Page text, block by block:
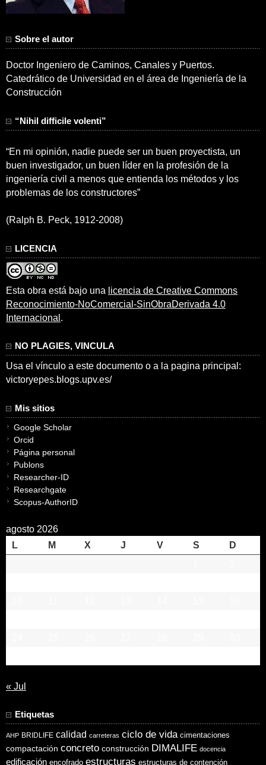
Sobre el autor
Doctor Ingeniero de Caminos, Canales y Puertos.
Catedrático de Universidad en el área de Ingeniería de la
Construcción
“Nihil difficile volenti”
“En mi opinión, nadie puede ser un buen proyectista, un
buen investigador, un buen líder en la profesión de la
ingeniería civil a menos que entienda los métodos y los
problemas de los constructores”
(Ralph B. Peck, 1912-2008)
LICENCIA
Esta obra está bajo una licencia de Creative Commons
Reconocimiento-NoComercial-SinObraDerivada 4.0
Internacional .
NO PLAGIES, VINCULA
Usa el vínculo a este documento o a la pagina principal:
victoryepes.blogs.upv.es/
Mis sitios
Google Scholar
Orcid
Página personal
Publons
Researcher-ID
Researchgate
Scopus-AuthorID
agosto 2026
L
M X J V S
D
« Jul
Etiquetas
AHP BRIDLIFE calidad carreteras ciclo de vida cimentaciones
compactación concreto construcción DIMALIFE docencia
edificación encofrado estructuras estructuras de contención